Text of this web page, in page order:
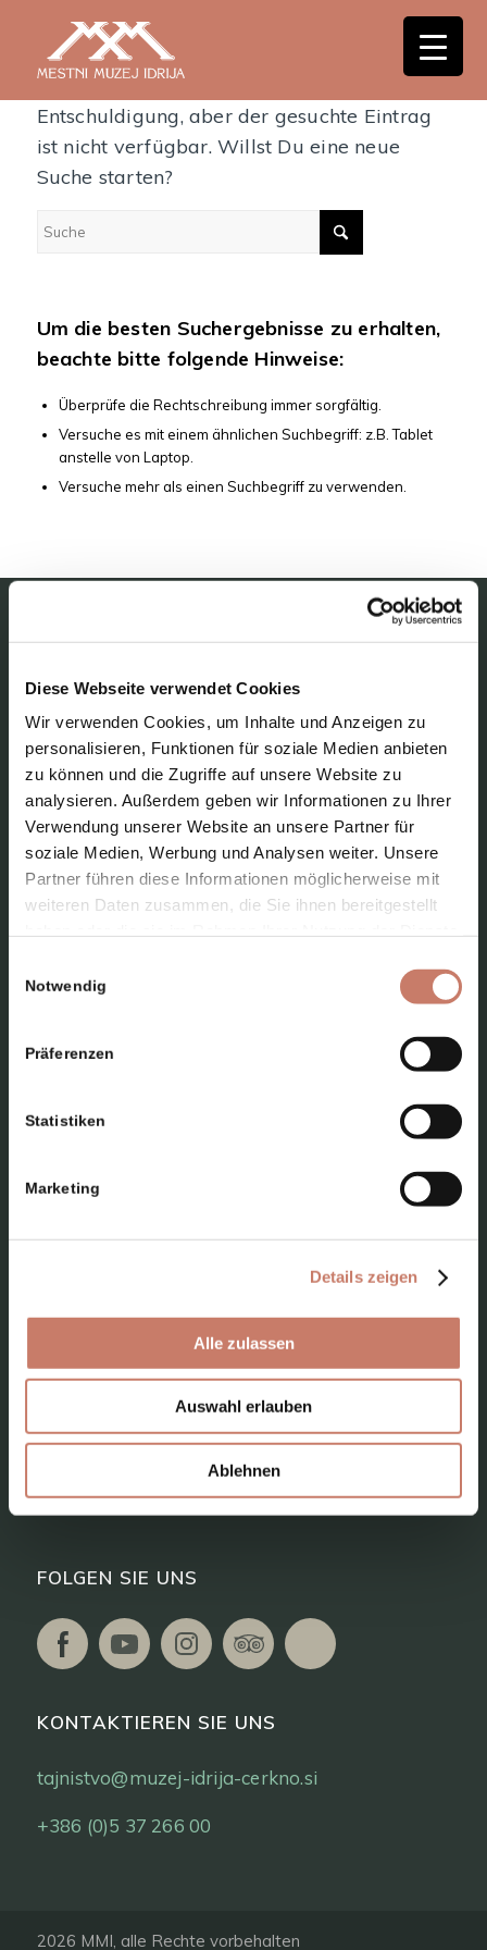
Diese Webseite verwendet Cookies
Wir verwenden Cookies, um Inhalte und Anzeigen zu
personalisieren, Funktionen für soziale Medien anbieten
zu können und die Zugriffe auf unsere Website zu
analysieren. Außerdem geben wir Informationen zu Ihrer
Verwendung unserer Website an unsere Partner für
soziale Medien, Werbung und Analysen weiter. Unsere
Partner führen diese Informationen möglicherweise mit
weiteren Daten zusammen, die Sie ihnen bereitgestellt
Notwendig
Präferenzen
Statistiken
Marketing
Details zeigen
Alle zulassen
Auswahl erlauben
Ablehnen
Es konnte leider nichts gefunden werden
Entschuldigung, aber der gesuchte Eintrag
ist nicht verfügbar. Willst Du eine neue
Suche starten?
Um die besten Suchergebnisse zu erhalten,
beachte bitte folgende Hinweise:
Überprüfe die Rechtschreibung immer sorgfältig.
Versuche es mit einem ähnlichen Suchbegriff: z.B. Tablet
anstelle von Laptop.
Versuche mehr als einen Suchbegriff zu verwenden.
STADTMUSEUM IDRIJA
Unsere Sammlungen
Aktuelles
Kontakt
PLANEN SIE IHREN BESUCH
Standorte
Ausflugsziele
Programme für Erwachsenengruppen
Programme für Schulen
Wo finden Sie uns
FOLGEN SIE UNS
KONTAKTIEREN SIE UNS
tajnistvo@muzej-idrija-cerkno.si
+386 (0)5 37 266 00
2026 MMI, alle Rechte vorbehalten